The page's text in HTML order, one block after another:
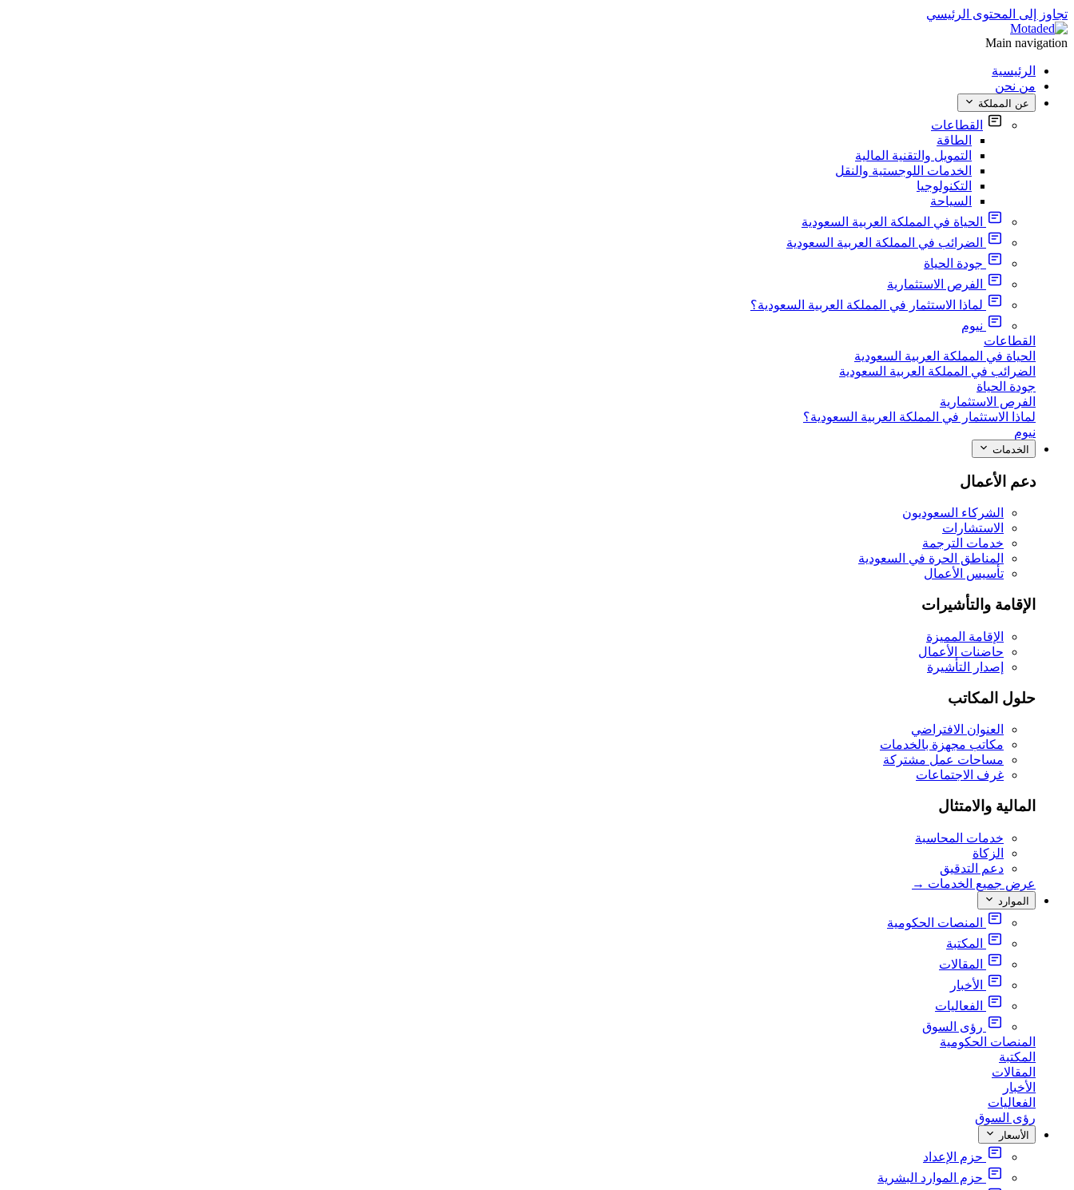
تجاوز إلى المحتوى الرئيسي
Main navigation
الرئيسية
من نحن
عن المملكة
القطاعات
الطاقة
التمويل والتقنية المالية
الخدمات اللوجستية والنقل
التكنولوجيا
السياحة
الحياة في المملكة العربية السعودية
الضرائب في المملكة العربية السعودية
جودة الحياة
الفرص الاستثمارية
لماذا الاستثمار في المملكة العربية السعودية؟
نيوم
القطاعات
الحياة في المملكة العربية السعودية
الضرائب في المملكة العربية السعودية
جودة الحياة
الفرص الاستثمارية
لماذا الاستثمار في المملكة العربية السعودية؟
نيوم
الخدمات
دعم الأعمال
الشركاء السعوديون
الاستشارات
خدمات الترجمة
المناطق الحرة في السعودية
تأسيس الأعمال
الإقامة والتأشيرات
الإقامة المميزة
حاضنات الأعمال
إصدار التأشيرة
حلول المكاتب
العنوان الافتراضي
مكاتب مجهزة بالخدمات
مساحات عمل مشتركة
غرف الاجتماعات
المالية والامتثال
خدمات المحاسبة
الزكاة
دعم التدقيق
عرض جميع الخدمات →
الموارد
المنصات الحكومية
المكتبة
المقالات
الأخبار
الفعاليات
رؤى السوق
المنصات الحكومية
المكتبة
المقالات
الأخبار
الفعاليات
رؤى السوق
الأسعار
حزم الإعداد
حزم الموارد البشرية